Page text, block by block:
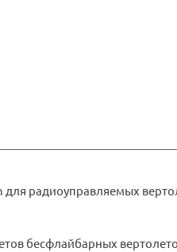
радиоуправляемых
бесфлайбарных